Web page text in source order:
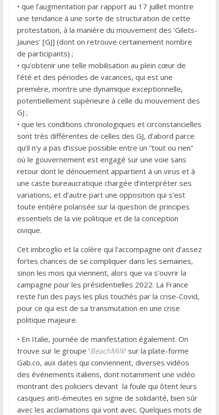
• que l’augmentation par rapport au 17 juillet montre
une tendance à une sorte de structuration de cette
protestation, à la manière du mouvement des ‘Gilets-
Jaunes’ [GJ] (dont on retrouve certainement nombre
de participants) ;
• qu’obtenir une telle mobilisation au plein cœur de
l’été et des périodes de vacances, qui est une
première, montre une dynamique exceptionnelle,
potentiellement supérieure à celle du mouvement des
GJ ;
• que les conditions chronologiques et circonstancielles
sont très différentes de celles des GJ, d’abord parce
qu’il n’y a pas d’issue possible entre un “tout ou rien”
où le gouvernement est engagé sur une voie sans
retour dont le dénouement appartient à un virus et à
une caste bureaucratique chargée d’interpréter ses
variations, et d’autre part une opposition qui s’est
toute entière polarisée sur la question de principes
essentiels de la vie politique et de la conception
civique.
Cet imbroglio et la colère qui l’accompagne ont d’assez
fortes chances de se compliquer dans les semaines,
sinon les mois qui viennent, alors que va s’ouvrir la
campagne pour les présidentielles 2022. La France
reste l’un des pays les plus touchés par la crise-Covid,
pour ce qui est de sa transmutation en une crise
politique majeure.
• En Italie, journée de manifestation également. On
trouve sur le groupe ‘BeachMilk’ sur la plate-forme
Gab.co, aux dates qui conviennent, diverses vidéos
des événements italiens, dont notamment une vidéo
montrant des policiers devant la foule qui ôtent leurs
casques anti-émeutes en signe de solidarité, bien sûr
avec les acclamations qui vont avec. Quelques mots de